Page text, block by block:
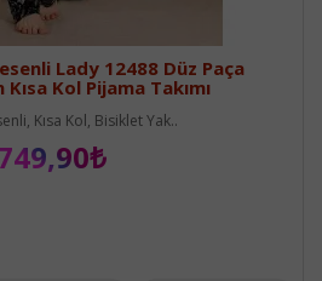
Lady 12488 Düz Paça
Kol Pijama Takımı
Kısa Kol, Bisiklet Yak..